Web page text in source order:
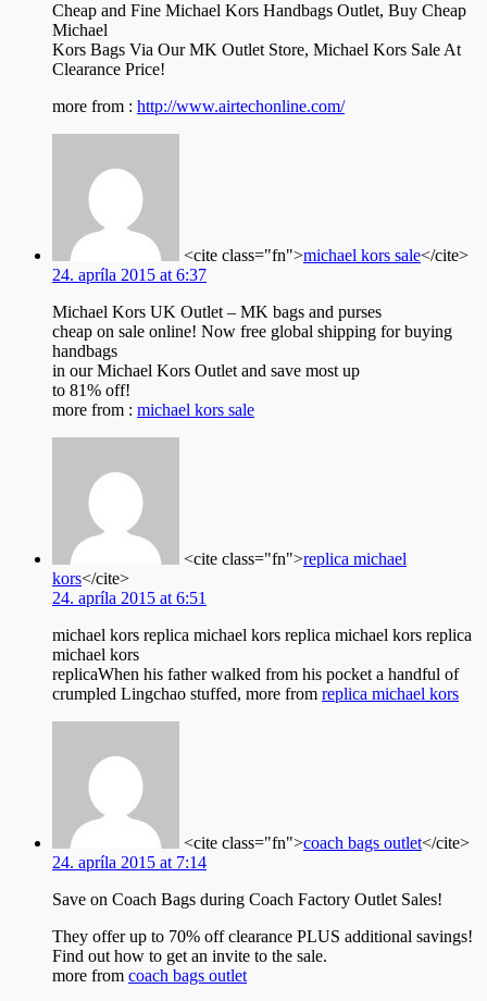
Cheap and Fine Michael Kors Handbags Outlet, Buy Cheap
Michael
Kors Bags Via Our MK Outlet Store, Michael Kors Sale At
Clearance Price!
more from : http://www.airtechonline.com/
<cite class="fn">michael kors sale</cite>
24. apríla 2015 at 6:37
Michael Kors UK Outlet – MK bags and purses
cheap on sale online! Now free global shipping for buying
handbags
in our Michael Kors Outlet and save most up
to 81% off!
more from : michael kors sale
<cite class="fn">replica michael
kors</cite>
24. apríla 2015 at 6:51
michael kors replica michael kors replica michael kors replica
michael kors
replicaWhen his father walked from his pocket a handful of
crumpled Lingchao stuffed, more from replica michael kors
<cite class="fn">coach bags outlet</cite>
24. apríla 2015 at 7:14
Save on Coach Bags during Coach Factory Outlet Sales!
They offer up to 70% off clearance PLUS additional savings!
Find out how to get an invite to the sale.
more from coach bags outlet